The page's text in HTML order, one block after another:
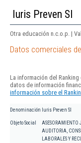
Iuris Preven Sl
Otra educación n.c.o.p. |
Datos comerciales
La información del
datos de información
información sobre el
Denominación Iuris Preven Sl
Objeto Social
ASESORAMIENTO
AUDITORIA,
LABORALES Y